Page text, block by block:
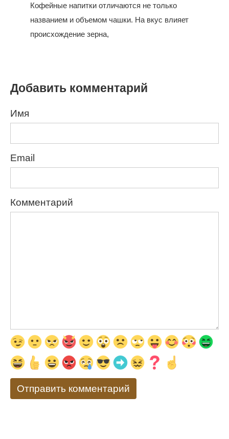
Кофейные напитки отличаются не только
названием и объемом чашки. На вкус влияет
происхождение зерна,
Добавить комментарий
Имя
Email
Комментарий